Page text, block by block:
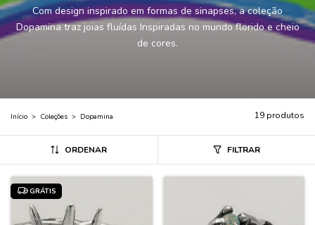
Com design inspirado em formas de sinapses, a coleção
Dopamina traz joias fluídas Inspiradas no mundo florido e cheio
de cores.
Início > Coleções > Dopamina 19 produtos
ORDENAR FILTRAR
GRÁTIS